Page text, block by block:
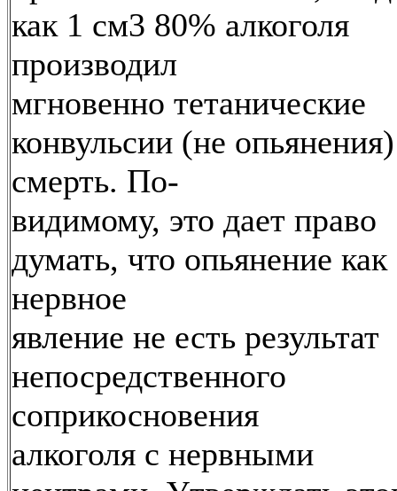
как 1 см3 80% алкоголя
производил
мгновенно тетанические
конвульсии (не
смерть. По-
видимому, это дает право
думать, что опьянение как
нервное
явление не есть результат
непосредственного
соприкосновения
алкоголя с нервными